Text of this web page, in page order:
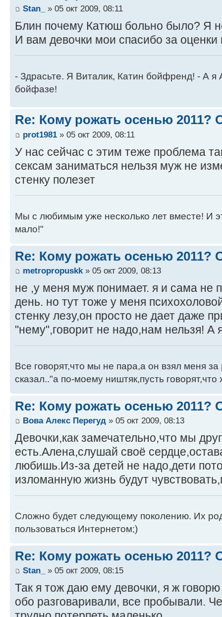
Stan_ » 05 окт 2009, 08:11
Блин почему Катюш больно было? Я
И вам девочки мои спасибо за оценки
- Здрасьте. Я Виталик, Катин бойфренд! - А я
бойфазе!
Re: Кому рожать осенью 2011?
prot1981 » 05 окт 2009, 08:11
У нас сейчас с этим теже проблема
сексам заниматься нельзя муж не
стенку полезет
Мы с любимым уже несколько лет вместе! И
мало!"
Re: Кому рожать осенью 2011?
metropropuskk» 05 окт 2009, 08:13
не ,у меня муж понимает. я и сама не
день. но тут тоже у меня
стенку лезу,он просто не дает даже
"нему",говорит не надо,нам нельзя! А
Все говорят,что мы не пара,а он взял меня за
сказал.."а по-моему ништяк,пусть говорят,что
Re: Кому рожать осенью 2011?
Вова Алекс Перегуд » 05 окт 2009, 08:13
Девочки,как замечательно,что мы
есть.Алена,слушай своё
любишь.Из-за детей не надо,дети
изломанную жизнь будут
Сложно будет следующему поколению. Их
пользоваться Интернетом;)
Re: Кому рожать осенью 2011?
Stan_ » 05 окт 2009, 08:15
Так я тож даю ему девочки, я ж
обо разговаривали, все пробывали.